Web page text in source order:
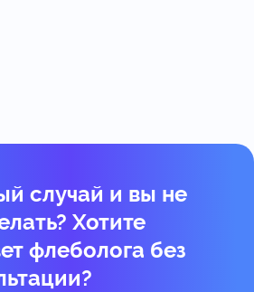
случай и вы не
Хотите
флеболога без